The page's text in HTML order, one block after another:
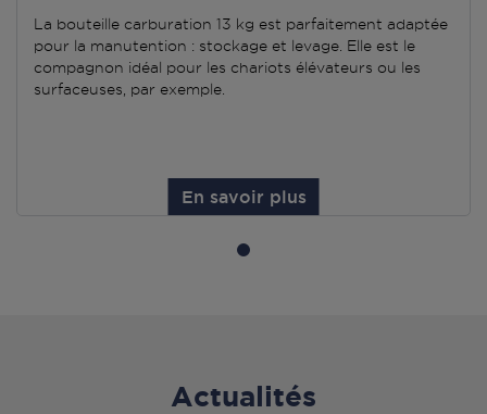
La bouteille carburation 13 kg est parfaitement adaptée
pour la manutention : stockage et levage. Elle est le
compagnon idéal pour les chariots élévateurs ou les
surfaceuses, par exemple.
En savoir plus
Actualités